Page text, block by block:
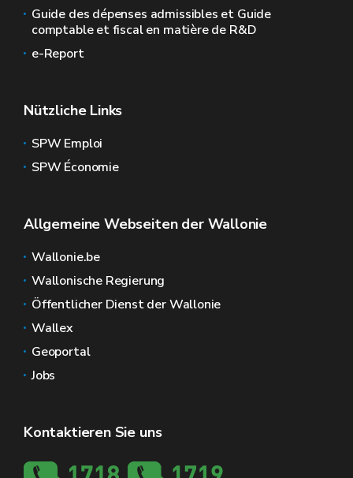
Guide des dépenses admissibles et Guide
comptable et fiscal en matière de R&D
e-Report
Nützliche Links
SPW Emploi
SPW Économie
Allgemeine Webseiten der Wallonie
Wallonie.be
Wallonische Regierung
Öffentlicher Dienst der Wallonie
Wallex
Geoportal
Jobs
Kontaktieren Sie uns